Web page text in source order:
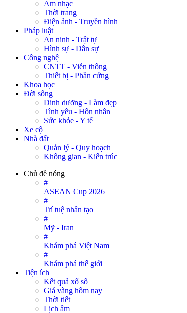
Âm nhạc
Thời trang
Điện ảnh - Truyền hình
Pháp luật
An ninh - Trật tự
Hình sự - Dân sự
Công nghệ
CNTT - Viễn thông
Thiết bị - Phần cứng
Khoa học
Đời sống
Dinh dưỡng - Làm đẹp
Tình yêu - Hôn nhân
Sức khỏe - Y tế
Xe cộ
Nhà đất
Quản lý - Quy hoạch
Không gian - Kiến trúc
Chủ đề nóng
#
ASEAN Cup 2026
#
Trí tuệ nhân tạo
#
Mỹ - Iran
#
Khám phá Việt Nam
#
Khám phá thế giới
Tiện ích
Kết quả xổ số
Giá vàng hôm nay
Thời tiết
Lịch âm